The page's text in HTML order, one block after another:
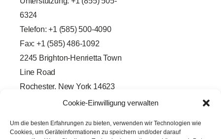
Cookie-Einwilligung verwalten
Um die besten Erfahrungen zu bieten, verwenden wir Technologien wie
Cookies, um Geräteinformationen zu speichern und/oder darauf
6324
Telefon: +1 (585) 500-4090
Fax: +1 (585) 486-1092
2245 Brighton-Henrietta Town
Line Road
Rochester, New York 14623
b
o
k
e
d
w
t
e
o
t
u
b